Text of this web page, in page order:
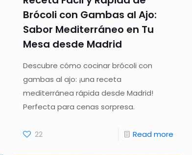
Brócoli con Gambas al Ajo:
Sabor Mediterráneo en Tu
Mesa desde Madrid
Descubre cómo cocinar brócoli con
gambas al ajo: ¡una receta
mediterránea rápida desde Madrid!
Perfecta para cenas sorpresa.
22 Read more